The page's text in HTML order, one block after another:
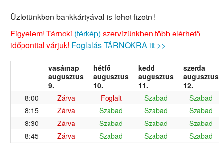
Üzletünkben bankkártyával is lehet fizetni!
Figyelem! Tárnoki (térkép) szervizünkben több elérhető
időponttal várjuk! Foglalás TÁRNOKRA itt >>
vasárnap
augusztus
9.
hétfő
augusztus
10.
kedd
augusztus
11.
szerda
augusztus
12.
8:00
Zárva Foglalt Szabad
Szabad
8:15
Zárva Szabad Szabad
Szabad
8:30
Zárva Szabad Szabad
Szabad
8:45
Zárva Szabad Szabad
Szabad